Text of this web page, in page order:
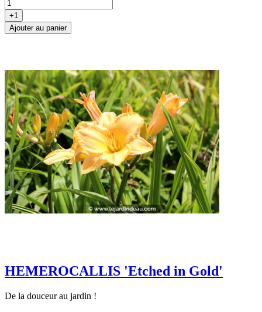
+1
Ajouter au panier
HEMEROCALLIS 'Etched in Gold'
De la douceur au jardin !